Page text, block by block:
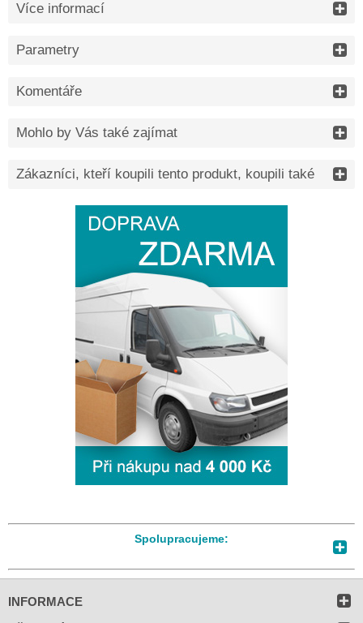
Více informací
Parametry
Komentáře
Mohlo by Vás také zajímat
Zákazníci, kteří koupili tento produkt, koupili také
Spolupracujeme:
INFORMACE